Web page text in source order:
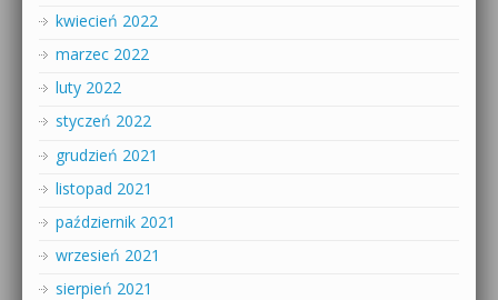
kwiecień 2022
marzec 2022
luty 2022
styczeń 2022
grudzień 2021
listopad 2021
październik 2021
wrzesień 2021
sierpień 2021